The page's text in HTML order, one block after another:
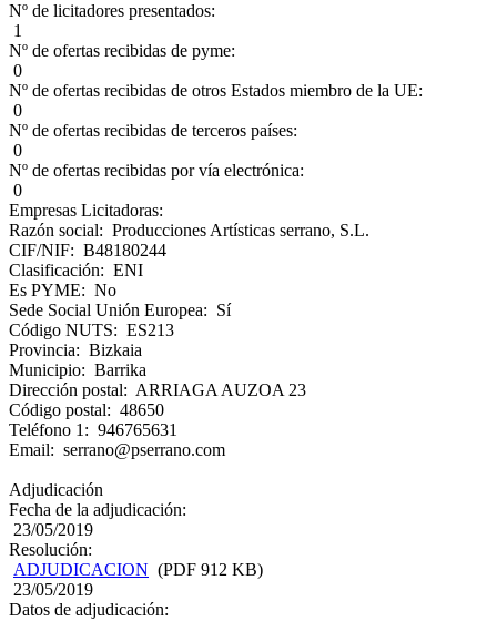
Nº de licitadores presentados:
1
Nº de ofertas recibidas de pyme:
0
Nº de ofertas recibidas de otros Estados miembro de la UE:
0
Nº de ofertas recibidas de terceros países:
0
Nº de ofertas recibidas por vía electrónica:
0
Empresas Licitadoras:
Razón social: Producciones Artísticas serrano, S.L.
CIF/NIF: B48180244
Clasificación: ENI
Es PYME: No
Sede Social Unión Europea: Sí
Código NUTS: ES213
Provincia: Bizkaia
Municipio: Barrika
Dirección postal: ARRIAGA AUZOA 23
Código postal: 48650
Teléfono 1: 946765631
Email: serrano@pserrano.com
Adjudicación
Fecha de la adjudicación:
23/05/2019
Resolución:
ADJUDICACION (PDF 912 KB)
23/05/2019
Datos de adjudicación: